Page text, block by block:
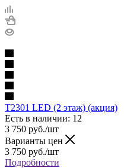
T2301 LED (2 этаж) (акция)
Есть в наличии: 12
3 750 руб./шт
Варианты цен
3 750 руб./шт
Подробности